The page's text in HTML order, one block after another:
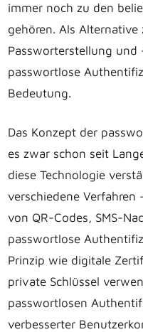
immer noch zu den
gehören. Als
Passworterstellung
passwortlose
Bedeutung.
Das Konzept der
es zwar schon seit
diese Technologie
verschiedene Verfahren
von QR-Codes, SMS-
passwortlose
Prinzip wie digitale
private Schlüssel
passwortlosen
verbesserter